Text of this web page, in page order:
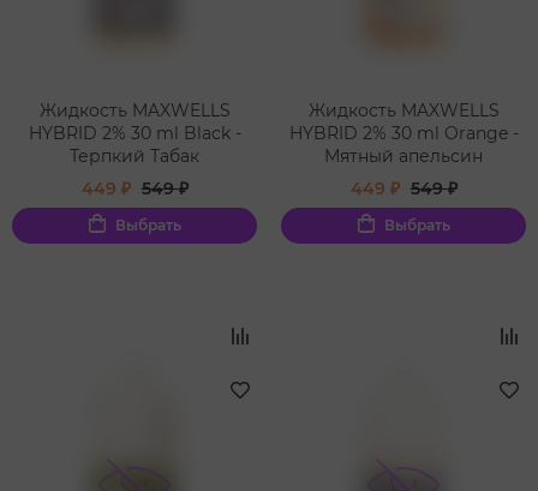
Жидкость MAXWELLS
HYBRID 2% 30 ml Black -
Терпкий Табак
449 ₽ 549 ₽
Выбрать
Жидкость MAXWELLS
HYBRID 2% 30 ml Orange -
Мятный апельсин
449 ₽ 549 ₽
Выбрать